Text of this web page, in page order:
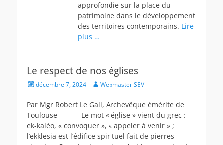
approfondie sur la place du
patrimoine dans le développement
des territoires contemporains. Lire
plus …
Le respect de nos églises
Posteddécembre 7, 2024 AuthorWebmaster SEV
Par Mgr Robert Le Gall, Archevêque émérite de
Toulouse Le mot « église » vient du grec :
ek-kaléo, « convoquer », « appeler à venir » ;
l’ekklesia est l’édifice spirituel fait de pierres